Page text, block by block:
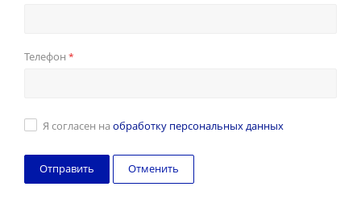
Телефон *
Я согласен на обработку персональных данных
Отменить